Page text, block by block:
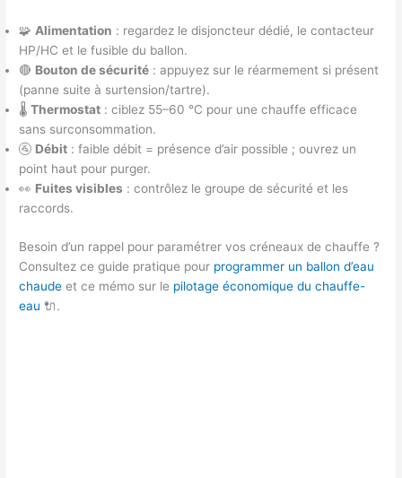
🧩 Alimentation : regardez le disjoncteur dédié, le contacteur
HP/HC et le fusible du ballon.
🔴 Bouton de sécurité : appuyez sur le réarmement si présent
(panne suite à surtension/tartre).
🌡️Thermostat : ciblez 55–60 °C pour une chauffe efficace
sans surconsommation.
🚰 Débit : faible débit = présence d’air possible ; ouvrez un
point haut pour purger.
👀 Fuites visibles : contrôlez le groupe de sécurité et les
raccords.
Besoin d’un rappel pour paramétrer vos créneaux de chauffe ?
Consultez ce guide pratique pour programmer un ballon d’eau
chaude et ce mémo sur le pilotage économique du chauffe-
eau 🔌.